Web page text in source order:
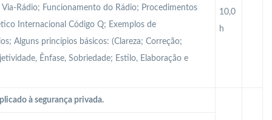
10,0
h
Rádio; Funcionamento do Rádio; Procedimentos
Internacional Código Q; Exemplos de
Alguns princípios básicos: (Clareza; Correção;
Ênfase, Sobriedade; Estilo, Elaboração e
à segurança privada.